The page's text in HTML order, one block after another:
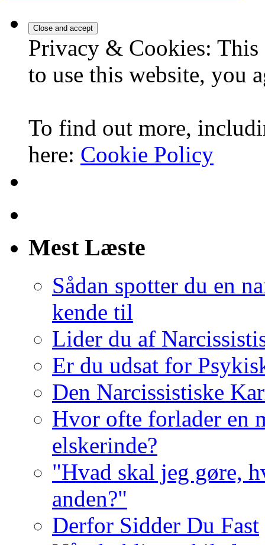
Privacy & Cookies:
to use this website, you
To find out more,
here: Cookie Policy
Mest Læste
Sådan spotter du en
kende til
Lider du af
Er du udsat for
Den Narcissistiske
Hvor ofte forlader en
elskerinde?
"Hvad skal jeg gøre,
anden?"
Derfor Sidder Du Fast